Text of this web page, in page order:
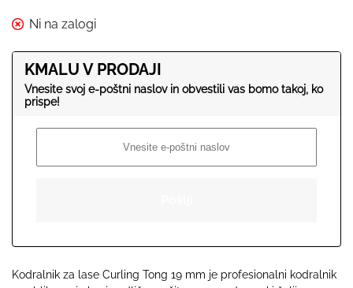
KMALU V PRODAJI
Kodralnik za lase Curling Tong 19 mm je profesionalni kodralnik